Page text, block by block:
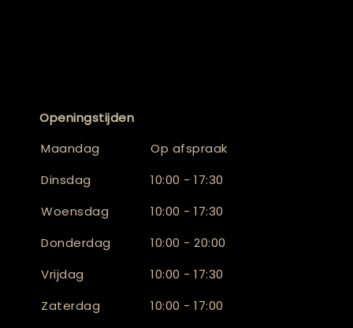
Openingstijden
Maandag
Op afspraak
Dinsdag
10:00 - 17:30
Woensdag
10:00 - 17:30
Donderdag
10:00 - 20:00
Vrijdag
10:00 - 17:30
Zaterdag
10:00 - 17:00